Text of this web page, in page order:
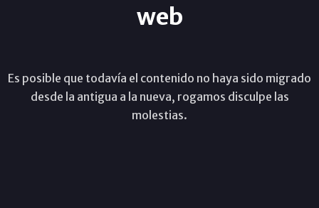
web
Es posible que todavía el contenido no haya sido migrado
desde la antigua a la nueva, rogamos disculpe las
molestias.